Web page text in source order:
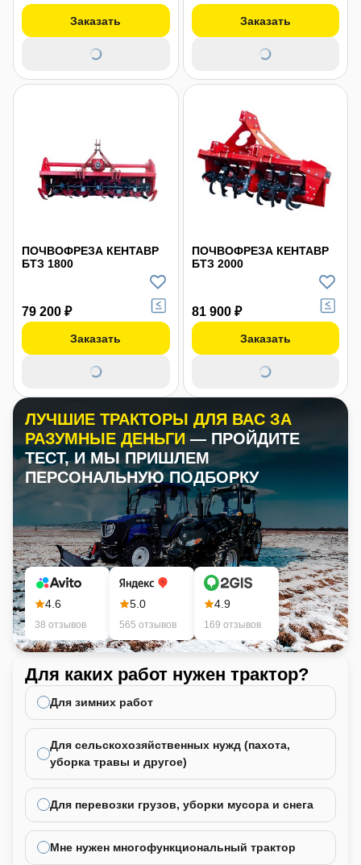
Заказать Заказать
ПОЧВОФРЕЗА КЕНТАВР
БТЗ 1800
79 200 ₽
Заказать
ПОЧВОФРЕЗА КЕНТАВР
БТЗ 2000
81 900 ₽
Заказать
ЛУЧШИЕ ТРАКТОРЫ ДЛЯ ВАС ЗА
РАЗУМНЫЕ ДЕНЬГИ — ПРОЙДИТЕ
ТЕСТ, И МЫ ПРИШЛЕМ
ПЕРСОНАЛЬНУЮ ПОДБОРКУ
4.6
38 отзывов
5.0
565 отзывов
4.9
169 отзывов
Для каких работ нужен трактор?
Для зимних работ
Для сельскохозяйственных нужд (пахота,
уборка травы и другое)
Для перевозки грузов, уборки мусора и снега
Мне нужен многофункциональный трактор